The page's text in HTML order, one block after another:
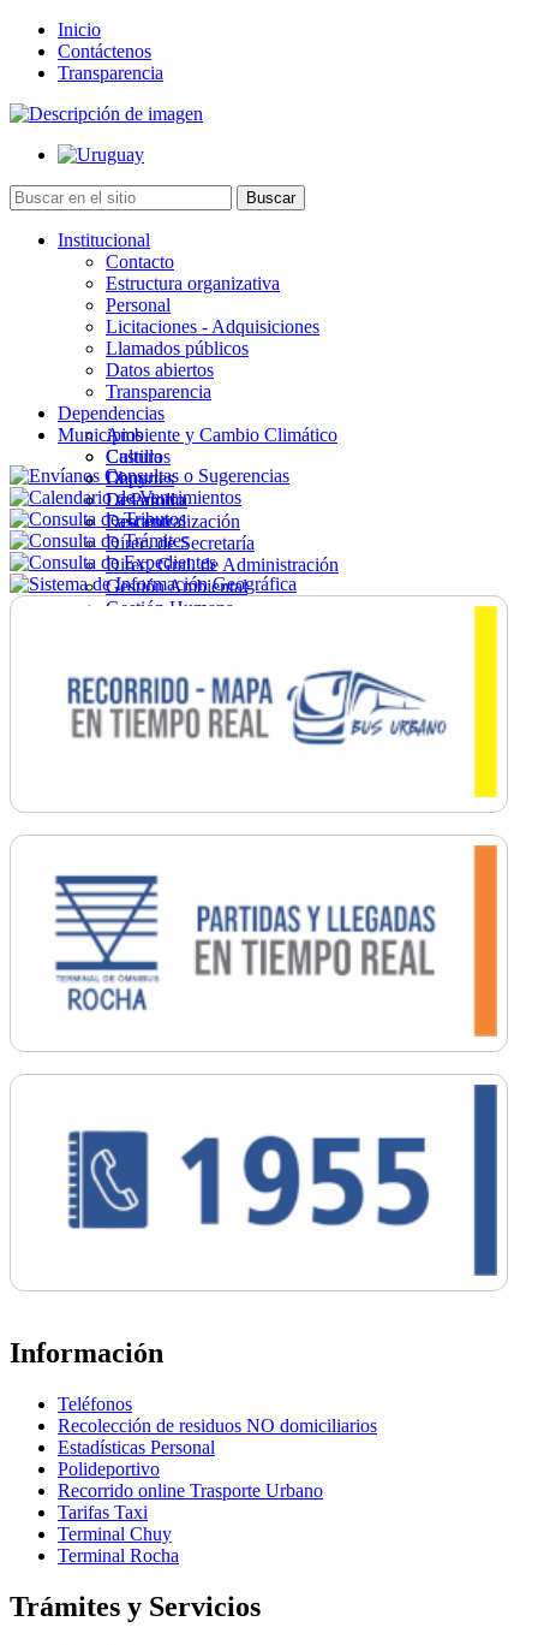
Inicio
Contáctenos
Transparencia
Institucional
Contacto
Estructura organizativa
Personal
Licitaciones - Adquisiciones
Llamados públicos
Datos abiertos
Transparencia
Dependencias
Ambiente y Cambio Climático
Cultura
Deportes
Desarrollo
Descentralización
Direc. de Secretaría
Direc. Gral. de Administración
Gestión Ambiental
Gestión Humana
Ordenamiento
Promoción Social
Salud
Secretaría General
Municipios
Castillos
Chuy
La Paloma
Lascano
Información
Teléfonos
Recolección de residuos NO domiciliarios
Estadísticas Personal
Polideportivo
Recorrido online Trasporte Urbano
Tarifas Taxi
Terminal Chuy
Terminal Rocha
Trámites y Servicios